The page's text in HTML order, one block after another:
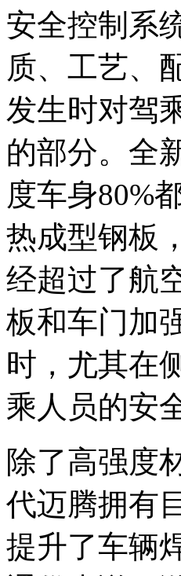
安全控制系
质、工艺、
发生时对驾
的部分。全
度车身80%
热成型钢板
经超过了航
板和车门加
时，尤其在
乘人员的安
除了高强度
代迈腾拥有
提升了车辆